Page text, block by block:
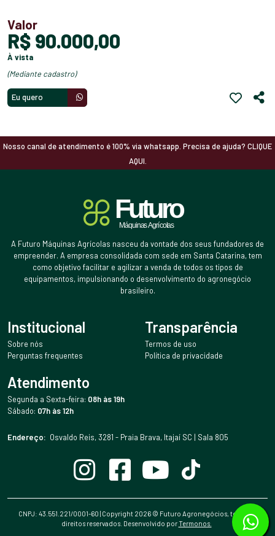
Valor
R$ 90.000,00
à vista
(mediante cadastro)
Eu quero
Nosso canal de atendimento é 100% via whatsapp. Precisa de ajuda? CLIQUE
AQUI.
A Futuro Máquinas Agrícolas nasceu da vontade dos seus fundadores de
empreender. A empresa consolidada com sede em Santa Catarina, tem
como objetivo facilitar e agilizar a venda de todos os tipos de
equipamentos, impulsionando o desenvolvimento do agronegócio
brasileiro.
Institucional
Sobre nós
Perguntas frequentes
Transparência
Termos de uso
Política de privacidade
Atendimento
Segunda a Sexta-feira: 08h às 19h
Sábado: 07h às 12h
Endereço: Osvaldo Reis, 3281 - Praia Brava, Itajaí SC | Sala 805
CNPJ: 43.551.221/0001-60 | Copyright 2026© Futuro Agronegócios, todos os
direitos reservados. Desenvolvido por Termonos.